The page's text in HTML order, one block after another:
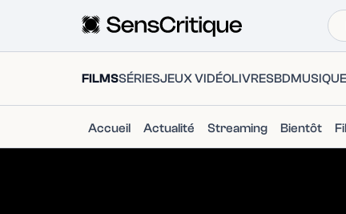
FILMSSÉRIESJEUX VIDÉOLIVRESBDMUSIQUE
Accueil Actualité Streaming Bientôt